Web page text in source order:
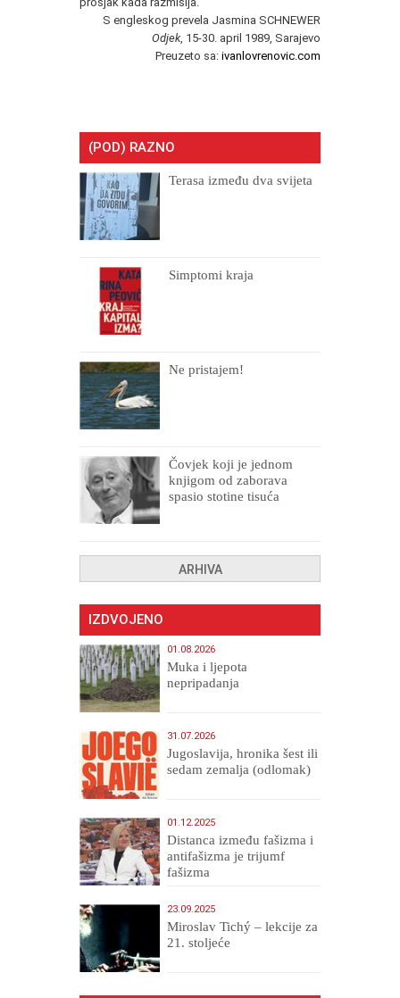
S engleskog prevela Jasmina SCHNEWER
Odjek, 15-30. april 1989, Sarajevo
Preuzeto sa: ivanlovrenovic.com
(POD) RAZNO
Terasa između dva svijeta
Simptomi kraja
Ne pristajem!
Čovjek koji je jednom
knjigom od zaborava
spasio stotine tisuća
ARHIVA
IZDVOJENO
01.08.2026
Muka i ljepota
nepripadanja
31.07.2026
Jugoslavija, hronika šest ili
sedam zemalja (odlomak)
01.12.2025
Distanca između fašizma i
antifašizma je trijumf
fašizma
23.09.2025
Miroslav Tichý – lekcije za
21. stoljeće